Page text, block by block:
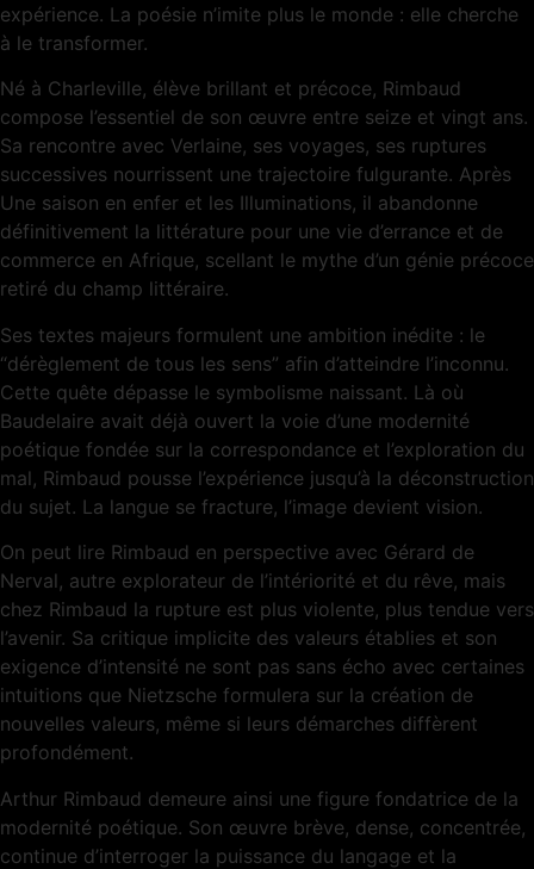
expérience. La poésie n’imite plus le monde : elle cherche
à le transformer.
Né à Charleville, élève brillant et précoce, Rimbaud
compose l’essentiel de son œuvre entre seize et vingt ans.
Sa rencontre avec Verlaine, ses voyages, ses ruptures
successives nourrissent une trajectoire fulgurante. Après
Une saison en enfer et les Illuminations, il abandonne
définitivement la littérature pour une vie d’errance et de
commerce en Afrique, scellant le mythe d’un génie précoce
retiré du champ littéraire.
Ses textes majeurs formulent une ambition inédite : le
“dérèglement de tous les sens” afin d’atteindre l’inconnu.
Cette quête dépasse le symbolisme naissant. Là où
Baudelaire avait déjà ouvert la voie d’une modernité
poétique fondée sur la correspondance et l’exploration du
mal, Rimbaud pousse l’expérience jusqu’à la déconstruction
du sujet. La langue se fracture, l’image devient vision.
On peut lire Rimbaud en perspective avec Gérard de
Nerval, autre explorateur de l’intériorité et du rêve, mais
chez Rimbaud la rupture est plus violente, plus tendue vers
l’avenir. Sa critique implicite des valeurs établies et son
exigence d’intensité ne sont pas sans écho avec certaines
intuitions que Nietzsche formulera sur la création de
nouvelles valeurs, même si leurs démarches diffèrent
profondément.
Arthur Rimbaud demeure ainsi une figure fondatrice de la
modernité poétique. Son œuvre brève, dense, concentrée,
continue d’interroger la puissance du langage et la